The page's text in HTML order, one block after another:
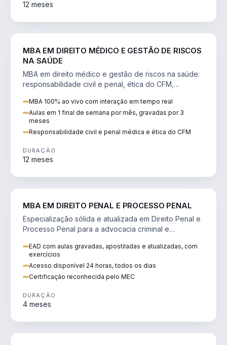
12 meses
MBA EM DIREITO MÉDICO E GESTÃO DE RISCOS
NA SAÚDE
MBA em direito médico e gestão de riscos na saúde:
responsabilidade civil e penal, ética do CFM,
MBA 100% ao vivo com interação em tempo real
Aulas em 1 final de semana por mês, gravadas por 3
meses
Responsabilidade civil e penal médica e ética do CFM
DURAÇÃO
12 meses
MBA EM DIREITO PENAL E PROCESSO PENAL
Especialização sólida e atualizada em Direito Penal e
Processo Penal para a advocacia criminal e
EAD com aulas gravadas, apostiladas e atualizadas, com
exercícios
Acesso disponível 24 horas, todos os dias
Certificação reconhecida pelo MEC
DURAÇÃO
4 meses